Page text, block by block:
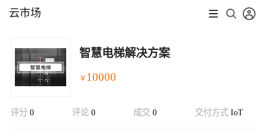
云市场
智慧电梯解决方案
￥ 10000
评分 0 评论 0 成交 0 交付方式IoT